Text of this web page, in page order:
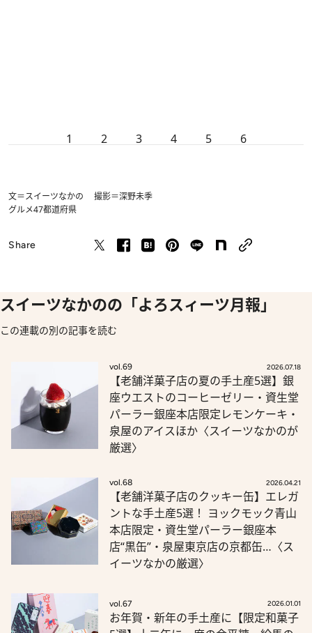
1 2 3 4 5 6
文＝スイーツなかの 撮影＝深野未季
グルメ47都道府県
Share
スイーツなかのの「よろスィーツ月報」
この連載の別の記事を読む
vol.69 2026.07.18
【老舗洋菓子店の夏の手土産5選】銀
座ウエストのコーヒーゼリー・資生堂
パーラー銀座本店限定レモンケーキ・
泉屋のアイスほか〈スイーツなかのが
厳選〉
vol.68 2026.04.21
【老舗洋菓子店のクッキー缶】エレガ
ントな手土産5選！ ヨックモック青山
本店限定・資生堂パーラー銀座本
店“黒缶”・泉屋東京店の京都缶…〈ス
イーツなかの厳選〉
vol.67 2026.01.01
お年賀・新年の手土産に【限定和菓子